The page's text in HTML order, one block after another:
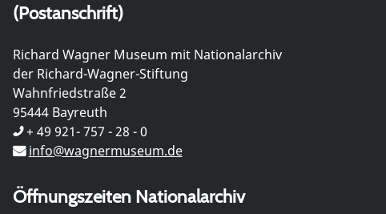
(Postanschrift)
Richard Wagner Museum mit Nationalarchiv
der Richard-Wagner-Stiftung
Wahnfriedstraße 2
95444 Bayreuth
+ 49 921- 757 - 28 - 0
info@wagnermuseum.de
Öffnungszeiten Nationalarchiv